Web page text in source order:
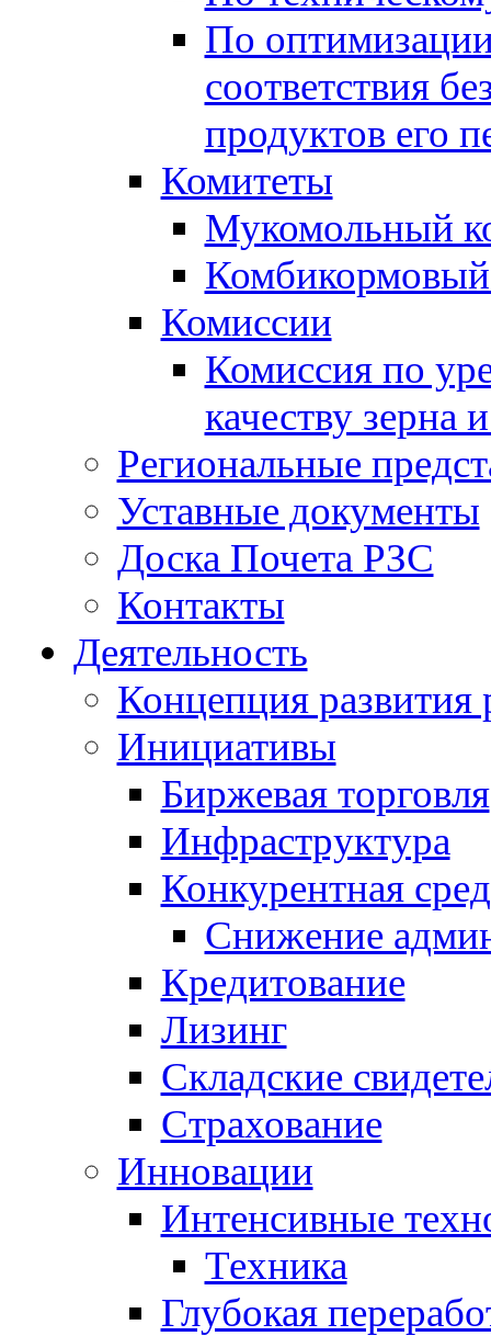
По
соответствия
продуктов его
Комитеты
Мукомольный
Комбикормовый
Комиссии
Комиссия по
качеству зерна
Региональные
Уставные документы
Доска Почета РЗС
Контакты
Деятельность
Концепция развития
Инициативы
Биржевая торговля
Инфраструктура
Конкурентная
Снижение
Кредитование
Лизинг
Складские
Страхование
Инновации
Интенсивные
Техника
Глубокая